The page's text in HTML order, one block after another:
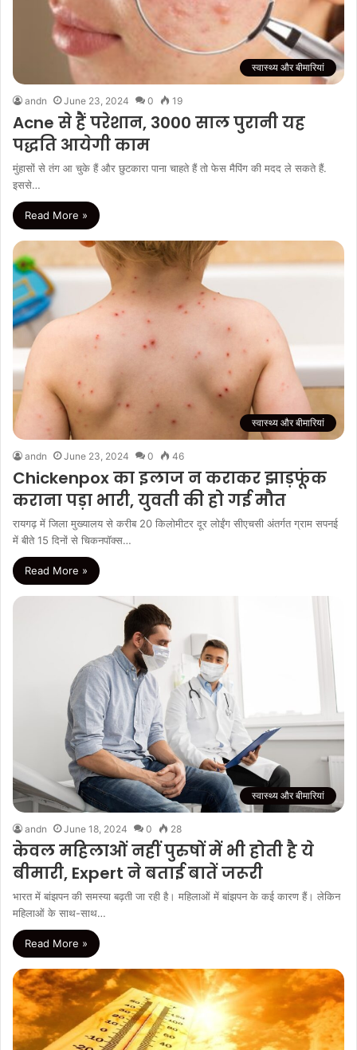
स्वास्थ्य और बीमारियां
andn June 23, 2024 0 19
Acne से हैं परेशान, 3000 साल पुरानी यह
पद्धति आयेगी काम
मुंहासों से तंग आ चुके हैं और छुटकारा पाना चाहते हैं तो फेस मैपिंग की मदद ले सकते हैं.
इससे…
Read More »
स्वास्थ्य और बीमारियां
andn June 23, 2024 0 46
Chickenpox का इलाज न कराकर झाड़फूंक
कराना पड़ा भारी, युवती की हो गई मौत
रायगढ़ में जिला मुख्यालय से करीब 20 किलोमीटर दूर लोईंग सीएचसी अंतर्गत ग्राम सपनई
में बीते 15 दिनों से चिकनपॉक्स…
Read More »
स्वास्थ्य और बीमारियां
andn June 18, 2024 0 28
केवल महिलाओं नहीं पुरुषों में भी होती है ये
बीमारी, Expert ने बताई बातें जरूरी
भारत में बांझपन की समस्या बढ़ती जा रही है। महिलाओं में बांझपन के कई कारण हैं। लेकिन
महिलाओं के साथ-साथ…
Read More »